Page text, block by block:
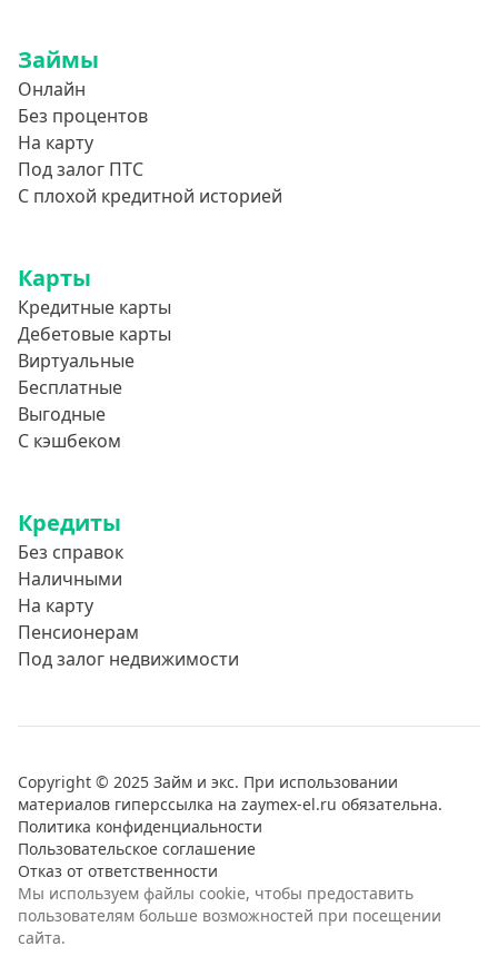
850000 руб
900000 руб
950000 руб
Целевые
Строительство дома
Газификацию
Лечение
Стоматология
Неотложные нужды
Образование
Отдых
Свадьбы
Целевые кредиты
Ремонт автомобиля
Займы
Онлайн
Без процентов
На карту
Под залог ПТС
С плохой кредитной историей
Карты
Кредитные карты
Дебетовые карты
Виртуальные
Бесплатные
Выгодные
С кэшбеком
Кредиты
Без справок
Наличными
На карту
Пенсионерам
Под залог недвижимости
Copyright © 2025 Займ и экс. При использовании
материалов гиперссылка на zaymex-el.ru обязательна.
Политика конфиденциальности
Пользовательское соглашение
Отказ от ответственности
Мы используем файлы cookie, чтобы предоставить
пользователям больше возможностей при посещении
сайта.